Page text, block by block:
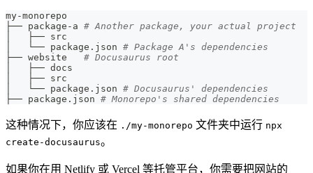
my-monorepo
├── package-a # Another package, your actual project
│   ├── src
│   └── package.json # Package A's dependencies
├── website # Docusaurus root
│   ├── docs
│   ├── src
│   └── package.json # Docusaurus' dependencies
├── package.json # Monorepo's shared dependencies
这种情况下，你应该在 ./my-monorepo 文件夹中运行 npx
create-docusaurus。
如果你在用 Netlify 或 Vercel 等托管平台，你需要把网站的